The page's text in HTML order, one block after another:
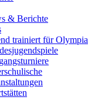
& Berichte
trainiert für Olympia